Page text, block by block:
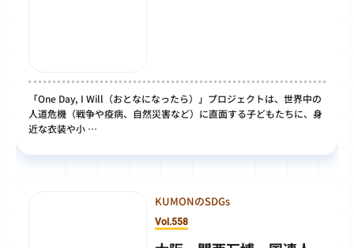
「One Day, I Will（おとなになったら）」プロジェクトは、世界中の
人道危機（戦争や疫病、自然災害など）に直面する子どもたちに、身
近な衣装や小 …
KUMONのSDGs
Vol.558